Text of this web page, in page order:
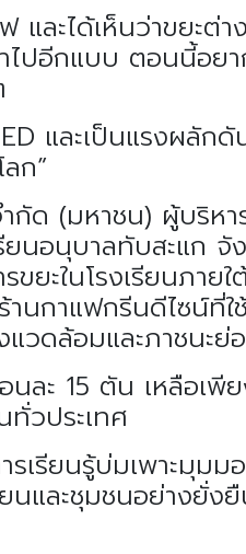
และได้เห็นว่าขยะต่
ปอีกแบบ ตอนนี้อยา
และเป็นแรงผลักดั
ก”
ด (มหาชน) ผู้บริหา
ยนอนุบาลทับสะแก จั
ะในโรงเรียนภายใ
นกาแฟกรีนดีไซน์ที่ใ
วดล้อมและภาชนะย่
นละ 15 ตัน เหลือเ
ทั่วประเทศ
รเรียนรู้บ่มเพาะมุมม
นและชุมชนอย่างยั่ง